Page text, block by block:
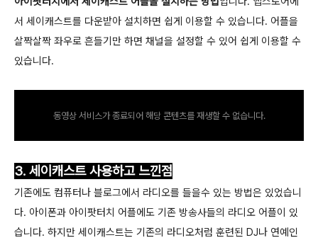
서 세이캐스트를 다운받아 설치하면 쉽게 이용할 수 있습니다. 어플을
살짝살짝 좌우로 흔들기만 하면 채널을 설정할 수 있어 쉽게 이용할 수
있습니다.
동영상 서비스가 종료되어 해당 콘텐츠를 재생할 수 없습니다.
3. 세이캐스트 사용하고 느낀점
기존에도 컴퓨터나 블로그에서 라디오를 들을수 있는 방법은 있었습니
다. 아이폰과 아이팟터치 어플에도 기존 방송사들의 라디오 어플이 있
습니다. 하지만 세이캐스트는 기존의 라디오처럼 훈련된 DJ나 연예인